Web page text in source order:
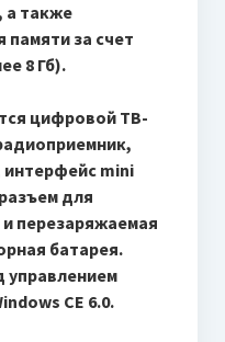
а также
за счет
8 Гб).
цифровой ТВ-
mini
для
перезаряжаемая
батарея.
управлением
CE 6.0.